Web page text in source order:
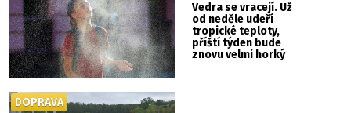
Vedra se vracejí. Už
od neděle udeří
tropické teploty,
příští týden bude
znovu velmi horký
DOPRAVA